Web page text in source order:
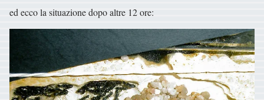
ed ecco la situazione dopo altre 12 ore: